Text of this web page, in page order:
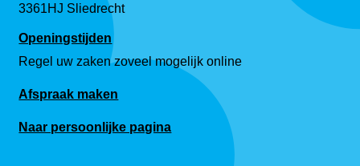
3361HJ Sliedrecht
Openingstijden
Regel uw zaken zoveel mogelijk online
Afspraak maken
Naar persoonlijke pagina